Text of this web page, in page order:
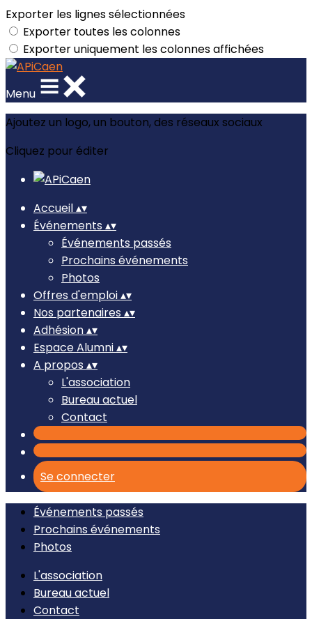
Exporter les lignes sélectionnées
Exporter toutes les colonnes
Exporter uniquement les colonnes affichées
Menu
Ajoutez un logo, un bouton, des réseaux sociaux
Cliquez pour éditer
Accueil▴▾
Événements ▴▾
Événements passés
Prochains événements
Photos
Offres d'emploi▴▾
Nos partenaires ▴▾
Adhésion▴▾
Espace Alumni▴▾
A propos ▴▾
L'association
Bureau actuel
Contact
Se connecter
Événements passés
Prochains événements
Photos
L'association
Bureau actuel
Contact